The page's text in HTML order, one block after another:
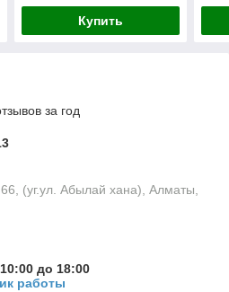
Купить
за год
(уг.ул. Абылай хана), Алматы,
до 18:00
работы